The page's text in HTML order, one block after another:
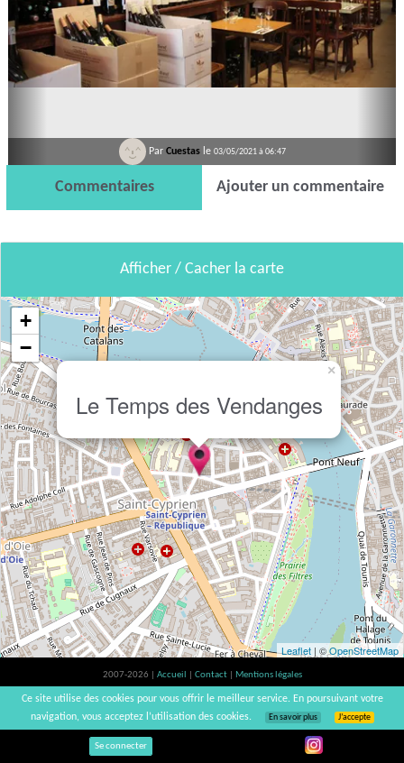
Par Cuestas le 03/05/2021 à 06:47
Commentaires Ajouter un commentaire
Afficher / Cacher la carte
Le Temps des Vendanges
×
+
−
Leaflet | ©OpenStreetMap
2007-2026 | Accueil Contact
Mentions légales
L'abus d'alcool est dangereux pour la santé, à consommer avec modération. |
vinsnaturels | v3.12
Se connecter
Ce site utilise des cookies pour vous offrir le meilleur service. En poursuivant votre
navigation, vous acceptez l’utilisation des cookies.
En savoir plus J’accepte